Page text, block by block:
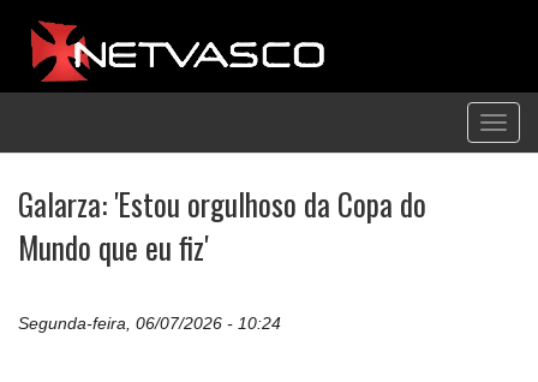
Galarza: 'Estou orgulhoso da Copa do
Mundo que eu fiz'
Segunda-feira, 06/07/2026 - 10:24